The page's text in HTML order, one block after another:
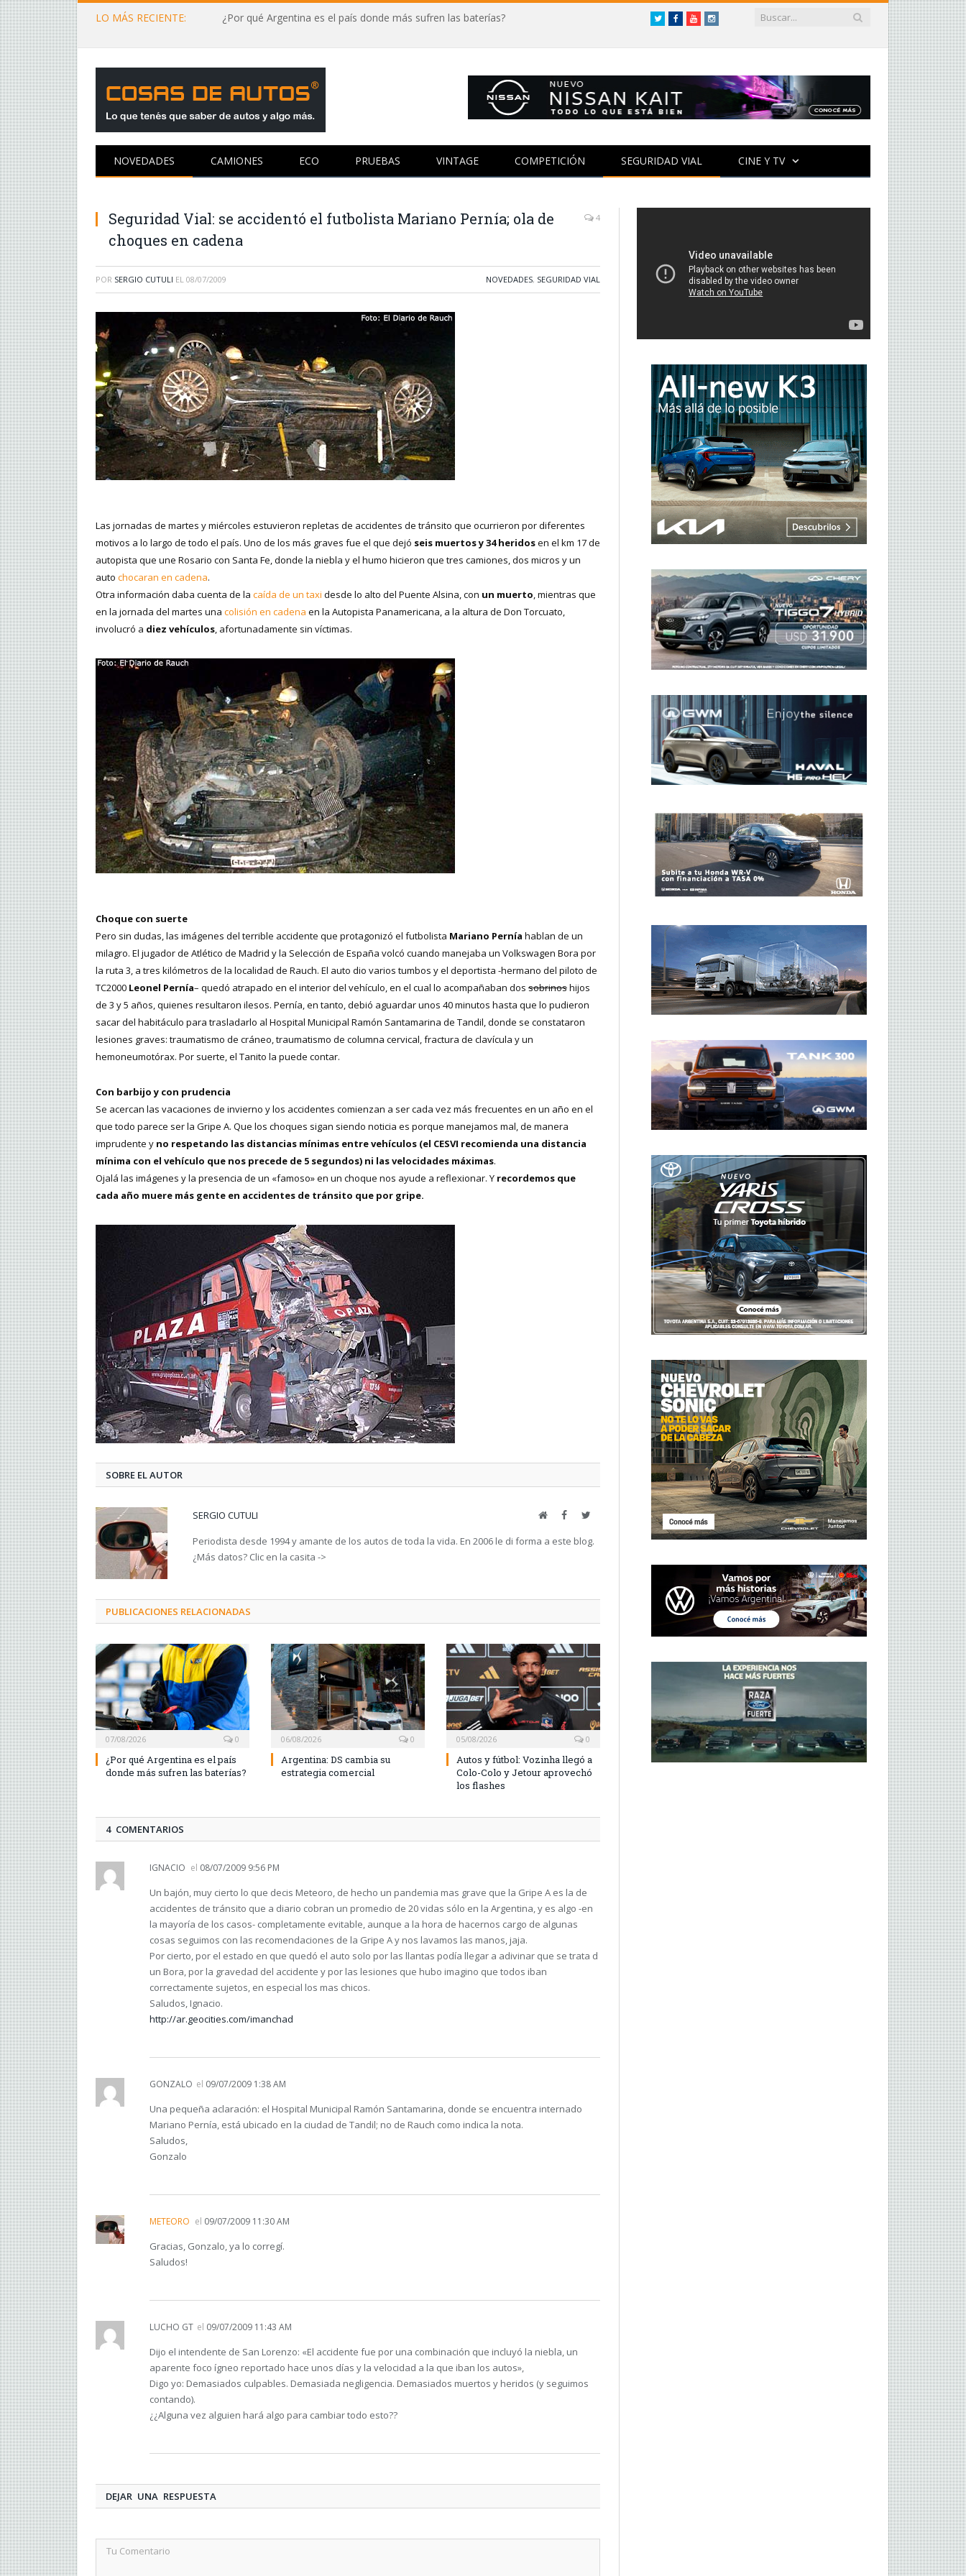
LO MÁS RECIENTE: ¿Por qué Argentina es el país donde más sufren las baterías? TwitterFacebookYouTubeInstagram
NOVEDADES CAMIONES ECO PRUEBAS VINTAGE COMPETICIÓN SEGURIDAD VIAL CINE Y TV
Seguridad Vial: se accidentó el futbolista Mariano Pernía; ola de
choques en cadena
4
POR SERGIO CUTULI EL 08/07/2009 NOVEDADES, SEGURIDAD VIAL
Las jornadas de martes y miércoles estuvieron repletas de accidentes de tránsito que ocurrieron por diferentes
motivos a lo largo de todo el país. Uno de los más graves fue el que dejó seis muertos y 34 heridosen el km 17 de
autopista que une Rosario con Santa Fe, donde la niebla y el humo hicieron que tres camiones, dos micros y un
auto chocaran en cadena.
Otra información daba cuenta de la caída de un taxi desde lo alto del Puente Alsina, con un muerto, mientras que
en la jornada del martes una colisión en cadena en la Autopista Panamericana, a la altura de Don Torcuato,
involucró a diez vehículos, afortunadamente sin víctimas.
Choque con suerte
Pero sin dudas, las imágenes del terrible accidente que protagonizó el futbolista Mariano Pernía hablan de un
milagro. El jugador de Atlético de Madrid y la Selección de España volcó cuando manejaba un Volkswagen Bora por
la ruta 3, a tres kilómetros de la localidad de Rauch. El auto dio varios tumbos y el deportista -hermano del piloto de
TC2000 Leonel Pernía– quedó atrapado en el interior del vehículo, en el cual lo acompañaban dos sobrinoshijos
de 3 y 5 años, quienes resultaron ilesos. Pernía, en tanto, debió aguardar unos 40 minutos hasta que lo pudieron
sacar del habitáculo para trasladarlo al Hospital Municipal Ramón Santamarina de Tandil, donde se constataron
lesiones graves: traumatismo de cráneo, traumatismo de columna cervical, fractura de clavícula y un
hemoneumotórax. Por suerte, el Tanito la puede contar.
Con barbijo y con prudencia
Se acercan las vacaciones de invierno y los accidentes comienzan a ser cada vez más frecuentes en un año en el
que todo parece ser la Gripe A. Que los choques sigan siendo noticia es porque manejamos mal, de manera
imprudente y no respetando las distancias mínimas entre vehículos (el CESVI recomienda una distancia
mínima con el vehículo que nos precede de 5 segundos) ni las velocidades máximas.
Ojalá las imágenes y la presencia de un «famoso» en un choque nos ayude a reflexionar. Y recordemos que
cada año muere más gente en accidentes de tránsito que por gripe.
SOBRE EL AUTOR
SERGIO CUTULI WebFacebookTwitter
Periodista desde 1994 y amante de los autos de toda la vida. En 2006 le di forma a este blog.
¿Más datos? Clic en la casita ->
PUBLICACIONES RELACIONADAS
07/08/2026 0
¿Por qué Argentina es el país
donde más sufren las baterías?
06/08/2026 0
Argentina: DS cambia su
estrategia comercial
05/08/2026 0
Autos y fútbol: Vozinha llegó a
Colo-Colo y Jetour aprovechó
los flashes
4 COMENTARIOS
IGNACIO el 08/07/2009 9:56 PM
Un bajón, muy cierto lo que decis Meteoro, de hecho un pandemia mas grave que la Gripe A es la de
accidentes de tránsito que a diario cobran un promedio de 20 vidas sólo en la Argentina, y es algo -en
la mayoría de los casos- completamente evitable, aunque a la hora de hacernos cargo de algunas
cosas seguimos con las recomendaciones de la Gripe A y nos lavamos las manos, jaja.
Por cierto, por el estado en que quedó el auto solo por las llantas podía llegar a adivinar que se trata d
un Bora, por la gravedad del accidente y por las lesiones que hubo imagino que todos iban
correctamente sujetos, en especial los mas chicos.
Saludos, Ignacio.
http://ar.geocities.com/imanchad
GONZALO el 09/07/2009 1:38 AM
Una pequeña aclaración: el Hospital Municipal Ramón Santamarina, donde se encuentra internado
Mariano Pernía, está ubicado en la ciudad de Tandil; no de Rauch como indica la nota.
Saludos,
Gonzalo
METEORO el 09/07/2009 11:30 AM
Gracias, Gonzalo, ya lo corregí.
Saludos!
LUCHO GT el 09/07/2009 11:43 AM
Dijo el intendente de San Lorenzo: «El accidente fue por una combinación que incluyó la niebla, un
aparente foco ígneo reportado hace unos días y la velocidad a la que iban los autos»,
Digo yo: Demasiados culpables. Demasiada negligencia. Demasiados muertos y heridos (y seguimos
contando).
¿¿Alguna vez alguien hará algo para cambiar todo esto??
DEJAR UNA RESPUESTA